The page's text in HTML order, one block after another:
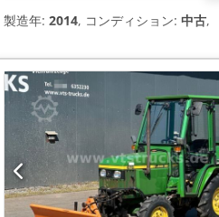
製造年: 2014, コンディション: 中古,